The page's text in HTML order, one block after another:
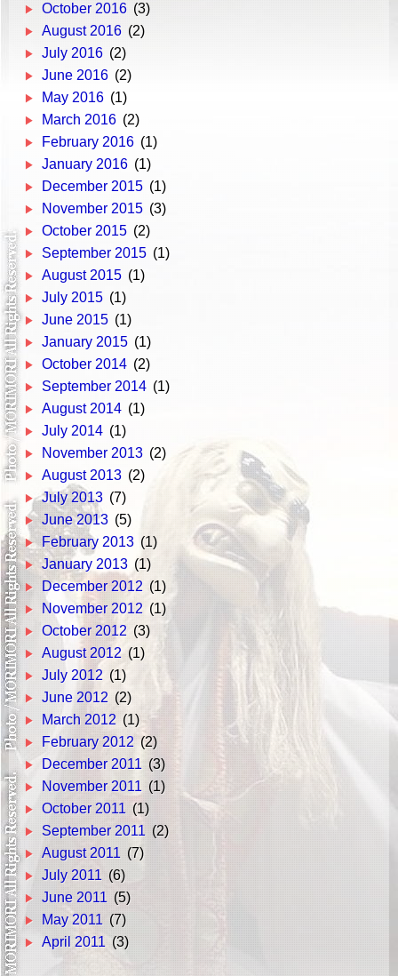
October 2016 (3)
August 2016 (2)
July 2016 (2)
June 2016 (2)
May 2016 (1)
March 2016 (2)
February 2016 (1)
January 2016 (1)
December 2015 (1)
November 2015 (3)
October 2015 (2)
September 2015 (1)
August 2015 (1)
July 2015 (1)
June 2015 (1)
January 2015 (1)
October 2014 (2)
September 2014 (1)
August 2014 (1)
July 2014 (1)
November 2013 (2)
August 2013 (2)
July 2013 (7)
June 2013 (5)
February 2013 (1)
January 2013 (1)
December 2012 (1)
November 2012 (1)
October 2012 (3)
August 2012 (1)
July 2012 (1)
June 2012 (2)
March 2012 (1)
February 2012 (2)
December 2011 (3)
November 2011 (1)
October 2011 (1)
September 2011 (2)
August 2011 (7)
July 2011 (6)
June 2011 (5)
May 2011 (7)
April 2011 (3)